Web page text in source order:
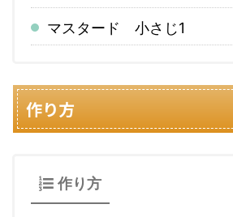
マスタード 小さじ1
作り方
作り方